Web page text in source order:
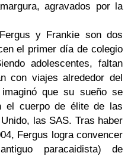
agravados por la
y Frankie son dos
el primer día de colegio
adolescentes, faltan
con viajes alrededor del
que su sueño se
el cuerpo de élite de las
las SAS. Tras haber
Fergus logra convencer
paracaidista) de